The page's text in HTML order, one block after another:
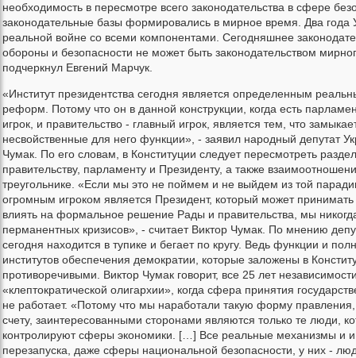
необходимость в пересмотре всего законодательства в сфере
законодательные базы формировались в мирное время. Два года
реальной войне со всеми компонентами. Сегодняшнее
обороны и безопасности не может быть законодательством
подчеркнул Евгений Марчук.
«Институт президентства сегодня является определенным
реформ. Потому что он в данной конструкции, когда есть
игрок, и правительство - главный игрок, является тем, что
несвойственные для него функции», - заявил народный депутат
Чумак. По его словам, в Конституции следует пересмотреть
правительству, парламенту и Президенту, а также
треугольнике. «Если мы это не поймем и не выйдем из той
огромным игроком является Президент, который может
влиять на формальное решение Рады и правительства, мы
перманентных кризисов», - считает Виктор Чумак. По мнению
сегодня находится в тупике и бегает по кругу. Ведь функции и
институтов обеспечения демократии, которые заложены в
противоречивыми. Виктор Чумак говорит, все 25 лет
«клептократической олигархии», когда сфера принятия
не работает. «Потому что мы наработали такую форму
счету, заинтересованными сторонами являются только те люди,
контролируют сферы экономики. […] Все реальные механизмы и
перезапуска, даже сферы национальной безопасности, у них -